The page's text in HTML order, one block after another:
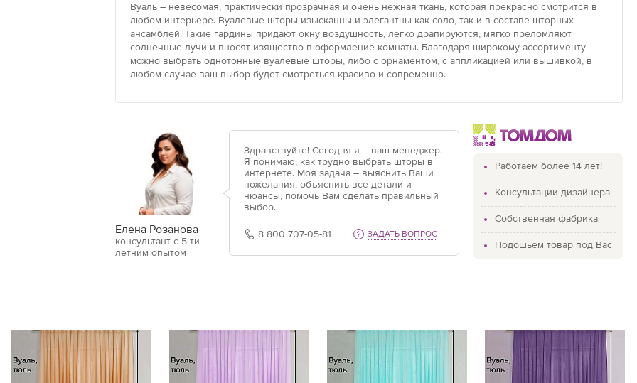
Вуаль – невесомая, практически прозрачная и очень нежная ткань, которая прекрасно смотрится в
любом интерьере. Вуалевые шторы изысканны и элегантны как соло, так и в составе шторных
ансамблей. Такие гардины придают окну воздушность, легко драпируются, мягко преломляют
солнечные лучи и вносят изящество в оформление комнаты. Благодаря широкому ассортименту
можно выбрать однотонные вуалевые шторы, либо с орнаментом, с аппликацией или вышивкой, в
любом случае ваш выбор будет смотреться красиво и современно.
Елена Розанова
консультант с 5-ти
летним опытом
Здравствуйте! Сегодня я – ваш менеджер.
Я понимаю, как трудно выбрать шторы в
интернете. Моя задача – выяснить Ваши
пожелания, объяснить все детали и
нюансы, помочь Вам сделать правильный
выбор.
8 800 707-05-81 ЗАДАТЬ ВОПРОС
Работаем более 14 лет!
Консультации дизайнера
Собственная фабрика
Подошьем товар под Вас